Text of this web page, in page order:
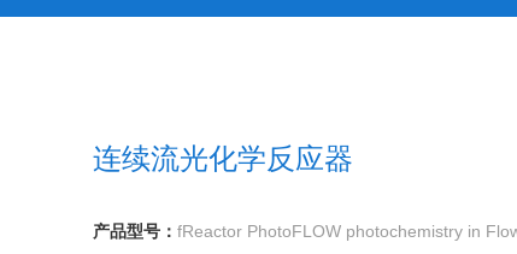
连续流光化学反应器
产品型号： fReactor PhotoFLOW photochemistry in